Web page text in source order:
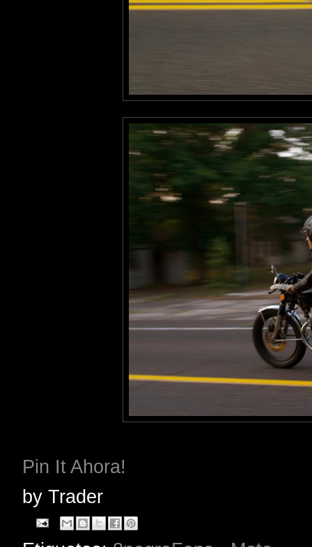
Pin It Ahora!
by Trader